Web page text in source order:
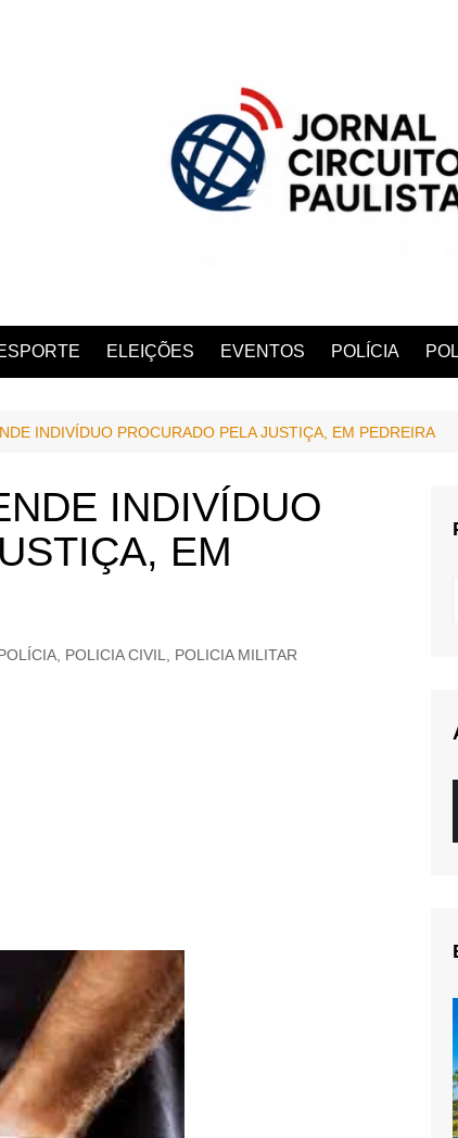
ELEIÇÕES EVENTOS POLÍCIA
INDIVÍDUO PROCURADO PELA JUSTIÇA, EM PEDREIRA
INDIVÍDUO
EM
POLICIA CIVIL POLICIA MILITAR